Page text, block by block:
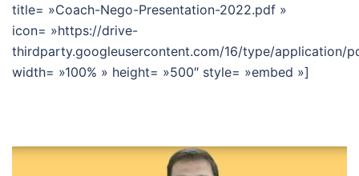
title= »Coach-Nego-Presentation-2022.pdf »
icon= »https://drive-
thirdparty.googleusercontent.com/16/type/application/
width= »100% » height= »500″ style= »embed »]